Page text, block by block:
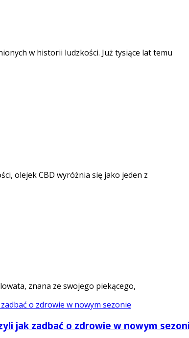
w historii ludzkości. Już tysiące lat temu
olejek CBD wyróżnia się jako jeden z
znana ze swojego piekącego,
jak zadbać o zdrowie w nowym